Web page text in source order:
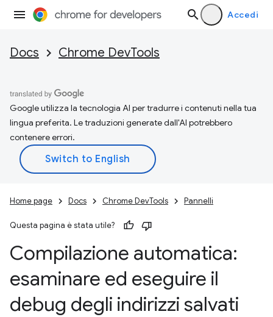
Accedi
Docs Chrome DevTools
Google utilizza la tecnologia AI per tradurre i contenuti nella tua
lingua preferita. Le traduzioni generate dall'AI potrebbero
contenere errori.
Home page Docs Chrome DevTools Pannelli
Questa pagina è stata utile?
Compilazione automatica:
esaminare ed eseguire il
debug degli indirizzi salvati